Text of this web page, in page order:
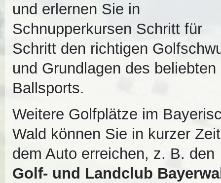
und erlernen Sie in
Schnupperkursen Schritt für
Schritt den richtigen
und Grundlagen des beliebten
Ballsports.
Weitere Golfplätze im
Wald können Sie in kurzer
dem Auto erreichen, z. B. den
Golf- und Landclub